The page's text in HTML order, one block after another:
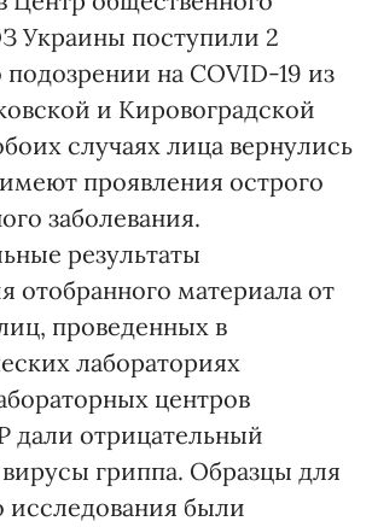
Украины поступили 2
на COVID-19 из
и Кировоградской
случаях лица вернулись
проявления острого
заболевания.
результаты
отобранного материала от
проведенных в
лабораториях
центров
отрицательный
вирусы гриппа. Образцы для
исследования были